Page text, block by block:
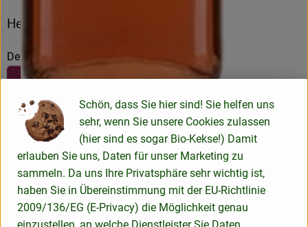
Hersteller: Riegel Bioweine
Deutschland
Peter Riegel Weinimport GmbH
D 78359 Orsingen
Unser Verständnis von QualitätWir sind leidenschaftliche
Weinfreunde, haben Spaß am Genuss und sind überzeugt,
Schön, dass Sie hier sind! Sie helfen uns
sehr, wenn Sie unsere Cookies zulassen
(hier sind es sogar Bio-Kekse!) Damit
erlauben Sie uns, Daten für unser Marketing zu
sammeln. Da uns Ihre Privatsphäre sehr wichtig ist,
haben Sie in Übereinstimmung mit der EU-Richtlinie
2009/136/EG (E-Privacy) die Möglichkeit genau
einzustellen, an welche Dienstleister Sie Daten